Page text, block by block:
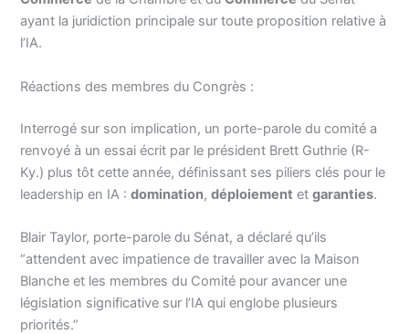
ayant la juridiction principale sur toute proposition relative à
l’IA.
Réactions des membres du Congrès :
Interrogé sur son implication, un porte-parole du comité a
renvoyé à un essai écrit par le président Brett Guthrie (R-
Ky.) plus tôt cette année, définissant ses piliers clés pour le
leadership en IA :domination,déploiement etgaranties.
Blair Taylor, porte-parole du Sénat, a déclaré qu’ils
“attendent avec impatience de travailler avec la Maison
Blanche et les membres du Comité pour avancer une
législation significative sur l’IA qui englobe plusieurs
priorités.”